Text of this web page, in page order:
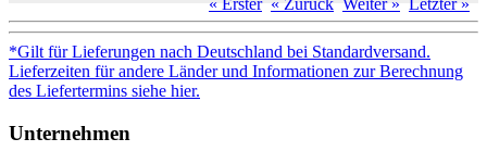
« Erster « Zurück Weiter » Letzter »
*Gilt für Lieferungen nach Deutschland bei Standardversand.
Lieferzeiten für andere Länder und Informationen zur Berechnung
des Liefertermins siehe hier.
Unternehmen